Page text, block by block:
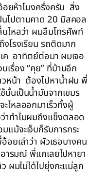
ห้าโมงครึ่งครับ สิ่ง
ไปตามคาด 20 มิสคอล
ไหลว่า ผมลืมโทรศัพท์
งโรงเรียน รถติดมาก
ค อาทิตย์ต่อมา ผมเจอ
เรื่อง “คุย” ที่บ้านอีก
วหน้า ต้องไปหาน้ำฝน พี่
นั้นเป็นน้ำมันจากเขมร
ไหลออกมาเร็วทั้งผู้
าทำไมผมถึงแข็งตลอด
ม้จะเจ็บก็รับการกระ
ยเล่าว่า ผัวเธอบางคน
ารมณ์ พี่แกเลยไปหายา
ผมไม่ได้ไปยุ่งกะแม่ลูก